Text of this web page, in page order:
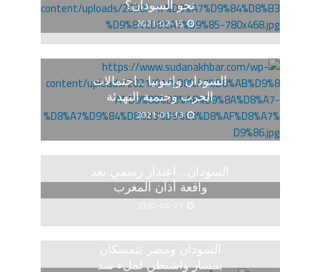
نحو السودان؟
2021-02-15
السودان وإثيوبيا ..احتمالات
الحرب وحتمية التهدئة
2021-01-13
السودان.. اعتذار رسمي بعد
واقعة أذان المغرب
2020-04-27
السودان ومصر يتمسكان
بمسار واشنطن لملء سد